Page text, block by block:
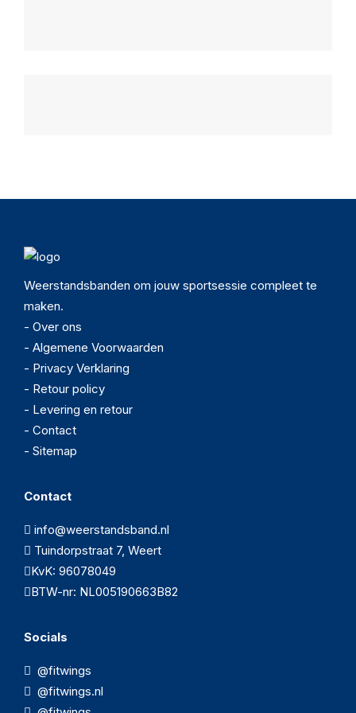
Weerstandsbanden om jouw sportsessie compleet te
maken.
- Over ons
- Algemene Voorwaarden
- Privacy Verklaring
- Retour policy
- Levering en retour
- Contact
- Sitemap
Contact
info@weerstandsband.nl
Tuindorpstraat 7, Weert
KvK: 96078049
BTW-nr: NL005190663B82
Socials
@fitwings
@fitwings.nl